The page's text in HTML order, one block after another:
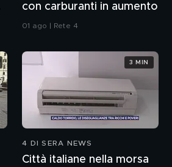
con carburanti in aumento
01 ago | Rete 4
4 DI SERA NEWS
Città italiane nella morsa
3 MIN